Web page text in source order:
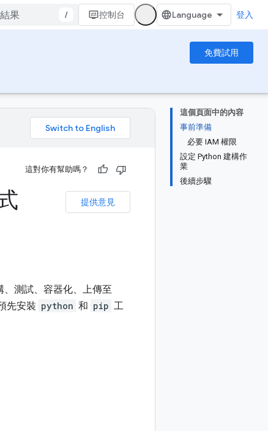
/ 控制台 登入
免費試用
這個頁面中的內容
事前準備
必要 IAM 權限
設定 Python 建構作
業
後續步驟
這對你有幫助嗎？
提供意見
測試、容器化、上傳至
先安裝 python 和 pip 工